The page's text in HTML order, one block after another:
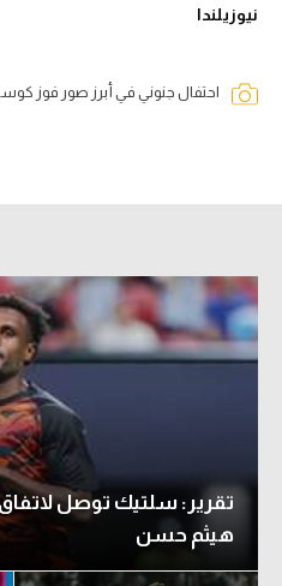
نيوزيلندا
احتفال جنوني في أبرز صور فوز
تقرير: سلتيك توصل
هيثم حسن